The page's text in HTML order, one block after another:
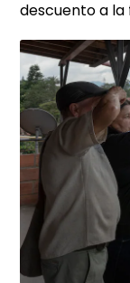
descuento a